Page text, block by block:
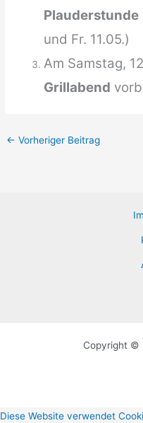
Plauderstunde
und Fr. 11.05.)
Am Samstag,
Grillabend
← Vorheriger Beitrag
Copyright ©
Diese Website verwendet